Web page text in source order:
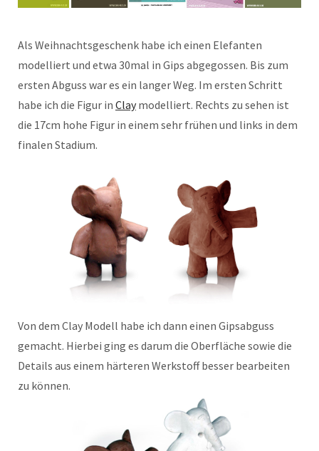
Als Weihnachtsgeschenk habe ich einen Elefanten
modelliert und etwa 30mal in Gips abgegossen. Bis zum
ersten Abguss war es ein langer Weg. Im ersten Schritt
habe ich die Figur in Claymodelliert. Rechts zu sehen ist
die 17cm hohe Figur in einem sehr frühen und links in dem
finalen Stadium.
Von dem Clay Modell habe ich dann einen Gipsabguss
gemacht. Hierbei ging es darum die Oberfläche sowie die
Details aus einem härteren Werkstoff besser bearbeiten
zu können.